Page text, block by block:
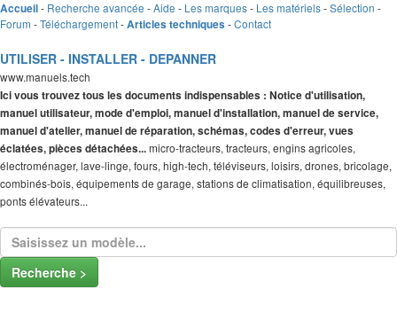
Accueil- Recherche avancée -Aide - Les marques- Les matériels-Sélection -
Forum -Téléchargement-Articles techniques -Contact
UTILISER - INSTALLER - DEPANNER
www.manuels.tech
Ici vous trouvez tous les documents indispensables : Notice d'utilisation,
manuel utilisateur, mode d'emploi, manuel d'installation, manuel de service,
manuel d'atelier, manuel de réparation, schémas, codes d'erreur, vues
éclatées, pièces détachées...micro-tracteurs, tracteurs, engins agricoles,
électroménager, lave-linge, fours, high-tech, téléviseurs, loisirs, drones, bricolage,
combinés-bois, équipements de garage, stations de climatisation, équilibreuses,
ponts élévateurs...
Recherche >